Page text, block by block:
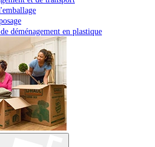
déménagement en plastique